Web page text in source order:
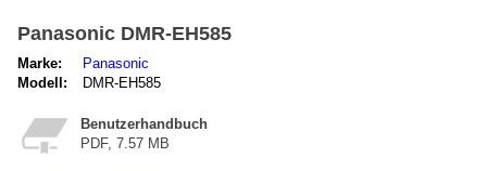
Panasonic DMR-EH585
Marke:
Panasonic
Modell:
DMR-EH585
Benutzerhandbuch
PDF, 7.57 MB